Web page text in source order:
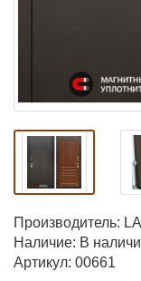
Производитель:
Наличие: В
Артикул: 00661